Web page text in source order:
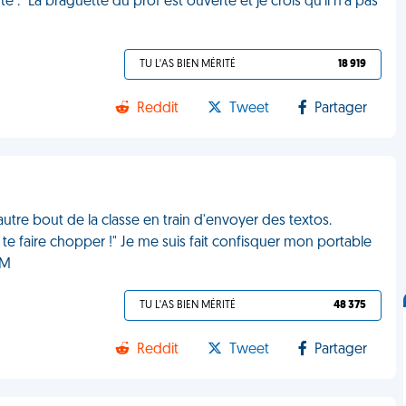
TU L'AS BIEN MÉRITÉ 18 919
Reddit Tweet Partager
bout de la classe en train d'envoyer des textos.
faire chopper !" Je me suis fait confisquer mon portable
TU L'AS BIEN MÉRITÉ 48 375
Reddit Tweet Partager